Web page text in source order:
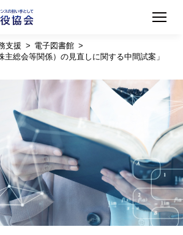
支援
電子図書館
主総会等関係）の見直しに関する中間試案」